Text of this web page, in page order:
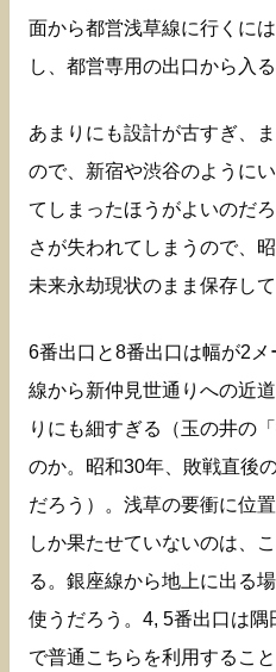
面から都営浅草線に行くに
し、都営専用の出口から入
あまりにも設計が古すぎ、
ので、新宿や渋谷のように
てしまったほうがよいのだ
さが失われてしまうので、
未来永劫現状のまま保存して
6番出口と8番出口は幅が2
線から新仲見世通りへの近
りにも細すぎる（玉の井の
のか。昭和30年、敗戦直後
だろう）。浅草の要衝に位
しか果たせていないのは、
る。銀座線から地上に出る
使うだろう。4, 5番出口は
で普通こちらを利用すること